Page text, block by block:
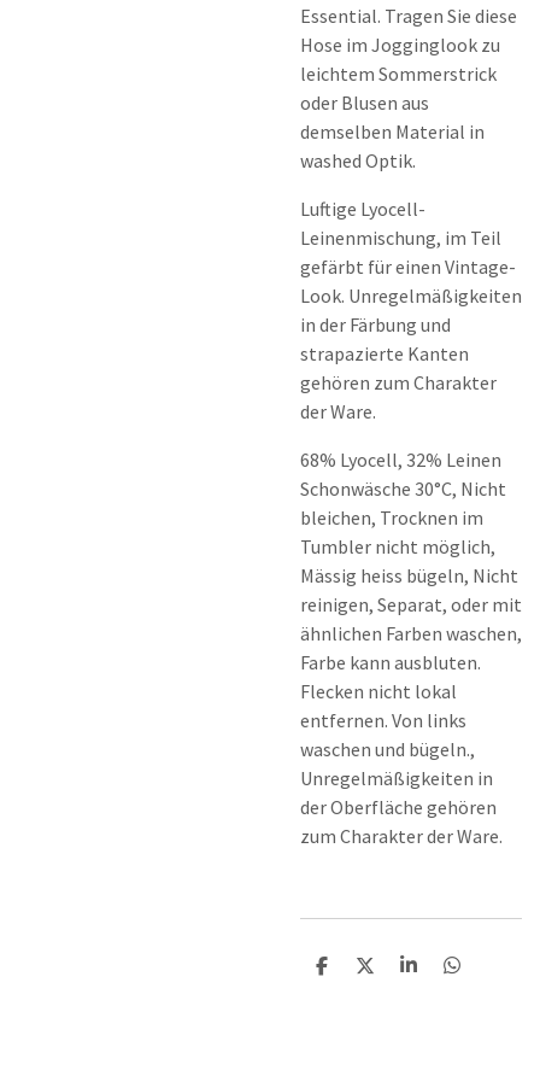
Essential. Tragen Sie diese
Hose im Jogginglook zu
leichtem Sommerstrick
oder Blusen aus
demselben Material in
washed Optik.
Luftige Lyocell-
Leinenmischung, im Teil
gefärbt für einen Vintage-
Look. Unregelmäßigkeiten
in der Färbung und
strapazierte Kanten
gehören zum Charakter
der Ware.
68% Lyocell, 32% Leinen
Schonwäsche 30°C, Nicht
bleichen, Trocknen im
Tumbler nicht möglich,
Mässig heiss bügeln, Nicht
reinigen, Separat, oder mit
ähnlichen Farben waschen,
Farbe kann ausbluten.
Flecken nicht lokal
entfernen. Von links
waschen und bügeln.,
Unregelmäßigkeiten in
der Oberfläche gehören
zum Charakter der Ware.
T
T
T
T